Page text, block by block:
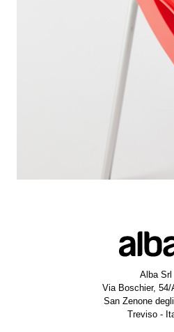
Alba Srl
Via Boschier, 54/
San Zenone
Treviso -